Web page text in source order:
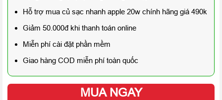
Hỗ trợ mua củ sạc nhanh apple 20w chính hãng giá 490k
Giảm 50.000đ khi thanh toán online
Miễn phí cài đặt phần mềm
Giao hàng COD miễn phí toàn quốc
MUA NGAY